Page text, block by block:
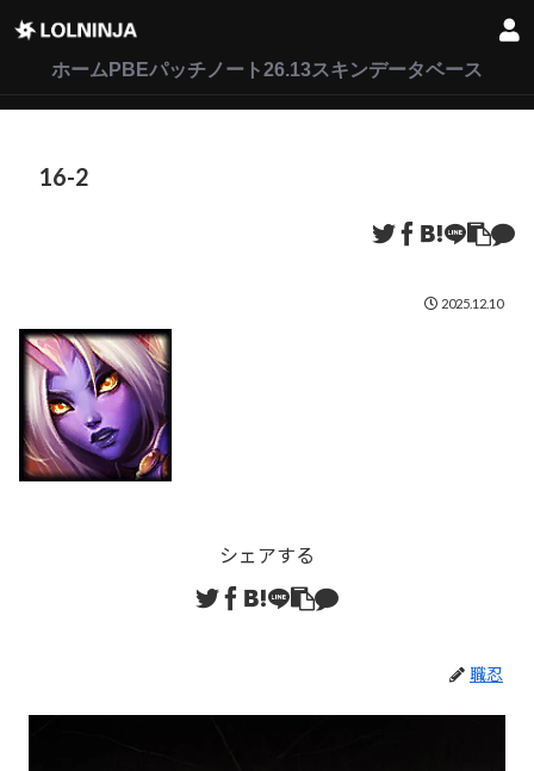
ホーム PBEパッチノート26.13スキンデータベース
16-2
2025.12.10
シェアする
職忍